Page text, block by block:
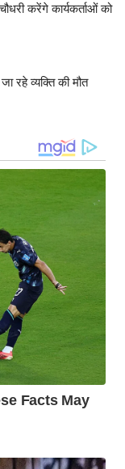
करेंगे कार्यकर्ताओं को
रहे व्यक्ति की मौत